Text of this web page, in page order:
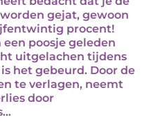
gejat, gewoon
procent!
poosje geleden
uitgelachen tijdens
het gebeurd. Door de
te verlagen, neemt
door